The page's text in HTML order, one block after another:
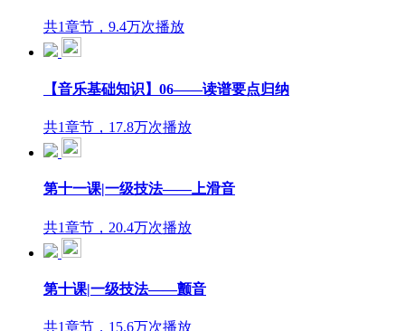
共1章节，9.4万次播放
【音乐基础知识】06——读谱要点归纳
共1章节，17.8万次播放
第十一课|一级技法——上滑音
共1章节，20.4万次播放
第十课|一级技法——颤音
共1章节，15.6万次播放